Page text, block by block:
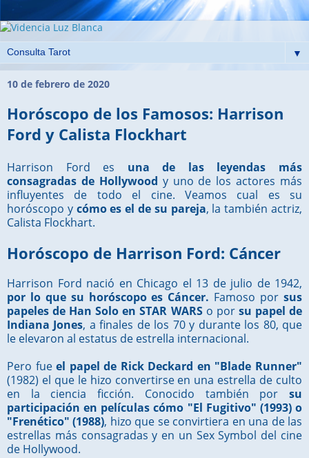
▼
10 de febrero de 2020
Horóscopo de los Famosos: Harrison
Ford y Calista Flockhart
Harrison Ford es una de las leyendas más
consagradas de Hollywood y uno de los actores más
influyentes de todo el cine. Veamos cual es su
horóscopo y cómo es el de su pareja, la también actriz,
Calista Flockhart.
Horóscopo de Harrison Ford: Cáncer
Harrison Ford nació en Chicago el 13 de julio de 1942,
por lo que su horóscopo es Cáncer. Famoso porsus
papeles de Han Solo en STAR WARSo por su papel de
Indiana Jones, a finales de los 70 y durante los 80, que
le elevaron al estatus de estrella internacional.
Pero fueel papel de Rick Deckard en "Blade Runner"
(1982) el que le hizo convertirse en una estrella de culto
en la ciencia ficción. Conocido también por su
participación en películas cómo "El Fugitivo" (1993) o
"Frenético" (1988), hizo que se convirtiera en una de las
estrellas más consagradas y en un Sex Symbol del cine
de Hollywood.